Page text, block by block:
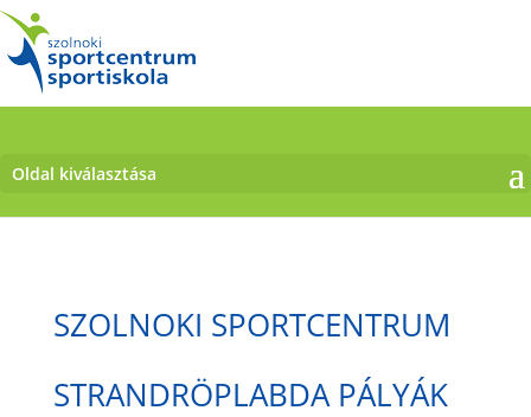
Oldal kiválasztása
SZOLNOKI SPORTCENTRUM
STRANDRÖPLABDA PÁLYÁK